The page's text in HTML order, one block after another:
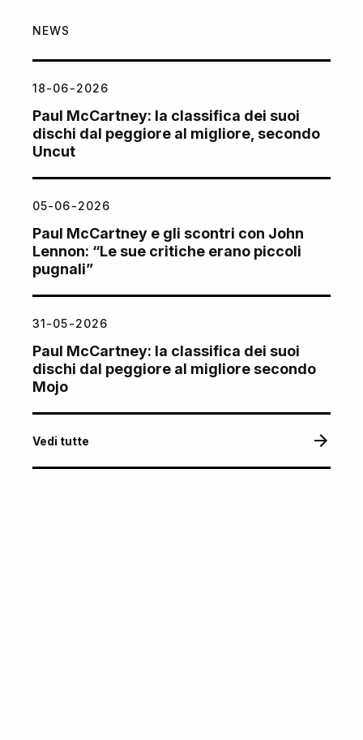
NEWS
18-06-2026
Paul McCartney: la classifica dei suoi
dischi dal peggiore al migliore, secondo
Uncut
05-06-2026
Paul McCartney e gli scontri con John
Lennon: “Le sue critiche erano piccoli
pugnali”
31-05-2026
Paul McCartney: la classifica dei suoi
dischi dal peggiore al migliore secondo
Mojo
Vedi tutte